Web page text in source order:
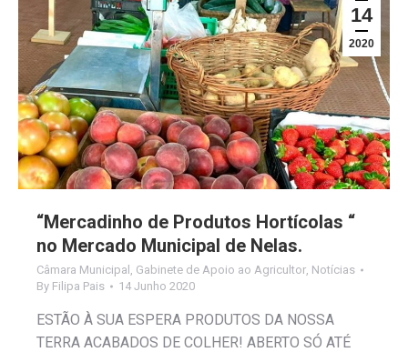
14
2020
“Mercadinho de Produtos Hortícolas “
no Mercado Municipal de Nelas.
Câmara Municipal Gabinete de Apoio ao Agricultor Notícias
By Filipa Pais 14 Junho 2020
ESTÃO À SUA ESPERA PRODUTOS DA NOSSA
TERRA ACABADOS DE COLHER! ABERTO SÓ ATÉ